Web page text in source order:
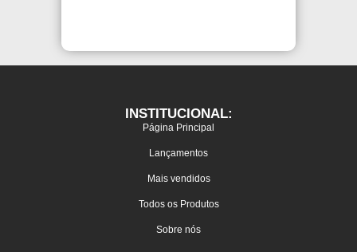
INSTITUCIONAL:
Página Principal
Lançamentos
Mais vendidos
Todos os Produtos
Sobre nós